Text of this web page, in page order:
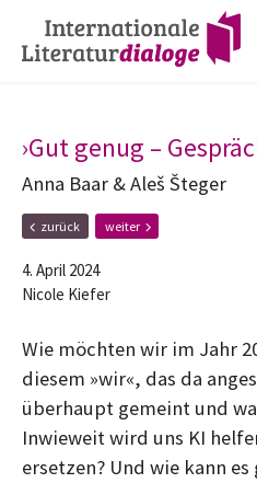
Hauptnavigation
Zum
Inhalt
›Gut genug –
Anna Baar & Aleš Šteger
zurück
ü
h
e
e
B
e
t
r
weiter N
e
B
e
r
4. April 2024
Nicole Kiefer
Wie möchten wir im Jahr
diesem »wir«, das da
überhaupt gemeint und
Inwieweit wird uns KI
ersetzen? Und wie kann